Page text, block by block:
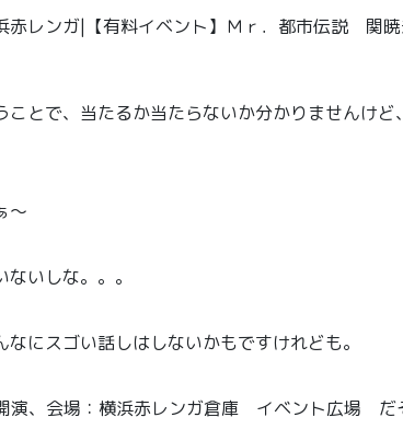
浜赤レンガ|【有料イベント】Ｍｒ．都市伝説
ことで、当たるか当たらないか分かりませんけ
〜
いしな。。。
にスゴい話しはしないかもですけれども。
、会場：横浜赤レンガ倉庫 イベント広場 だ